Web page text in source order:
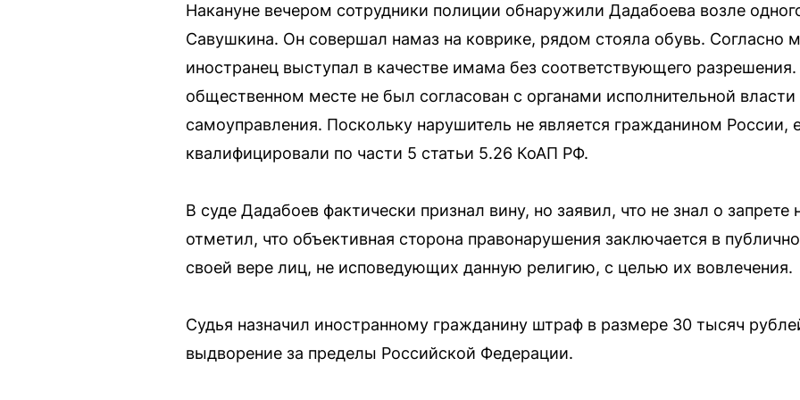
Накануне вечером сотрудники полиции обнаружили Дадабоева возле
Савушкина. Он совершал намаз на коврике, рядом стояла обувь. Согласно
иностранец выступал в качестве имама без соответствующего
общественном месте не был согласован с органами исполнительной
самоуправления. Поскольку нарушитель не является гражданином России,
квалифицировали по части 5 статьи 5.26 КоАП РФ.
В суде Дадабоев фактически признал вину, но заявил, что не знал о
отметил, что объективная сторона правонарушения заключается в
своей вере лиц, не исповедующих данную религию, с целью их вовлечения.
Судья назначил иностранному гражданину штраф в размере 30 тысяч
выдворение за пределы Российской Федерации.